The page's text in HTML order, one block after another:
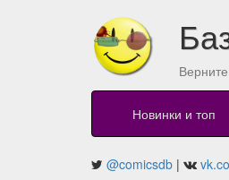
Новинки и топ
@comicsdb |